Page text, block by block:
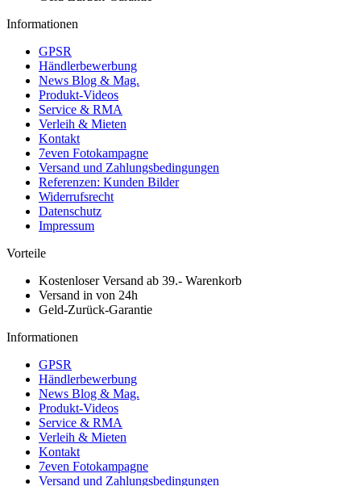
Informationen
GPSR
Händlerbewerbung
News Blog & Mag.
Produkt-Videos
Service & RMA
Verleih & Mieten
Kontakt
7even Fotokampagne
Versand und Zahlungsbedingungen
Referenzen: Kunden Bilder
Widerrufsrecht
Datenschutz
Impressum
Vorteile
Kostenloser Versand ab 39.- Warenkorb
Versand in von 24h
Geld-Zurück-Garantie
Informationen
GPSR
Händlerbewerbung
News Blog & Mag.
Produkt-Videos
Service & RMA
Verleih & Mieten
Kontakt
7even Fotokampagne
Versand und Zahlungsbedingungen